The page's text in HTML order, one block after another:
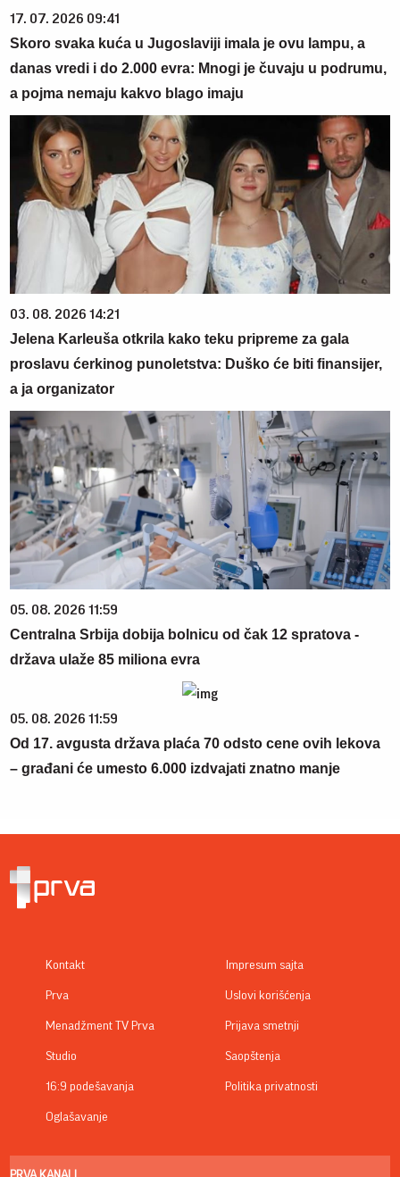
17. 07. 2026 09:41
Skoro svaka kuća u Jugoslaviji imala je ovu lampu, a
danas vredi i do 2.000 evra: Mnogi je čuvaju u podrumu,
a pojma nemaju kakvo blago imaju
03. 08. 2026 14:21
Jelena Karleuša otkrila kako teku pripreme za gala
proslavu ćerkinog punoletstva: Duško će biti finansijer,
a ja organizator
05. 08. 2026 11:59
Centralna Srbija dobija bolnicu od čak 12 spratova -
država ulaže 85 miliona evra
05. 08. 2026 11:59
Od 17. avgusta država plaća 70 odsto cene ovih lekova
– građani će umesto 6.000 izdvajati znatno manje
Kontakt
Prva
Menadžment TV Prva
Studio
16:9 podešavanja
Oglašavanje
Impresum sajta
Uslovi korišćenja
Prijava smetnji
Saopštenja
Politika privatnosti